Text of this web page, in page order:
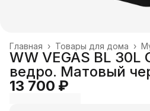
Товары для дома ›
Главная ›
WW VEGAS BL 30L
ведро. Матовый
13 700 ₽